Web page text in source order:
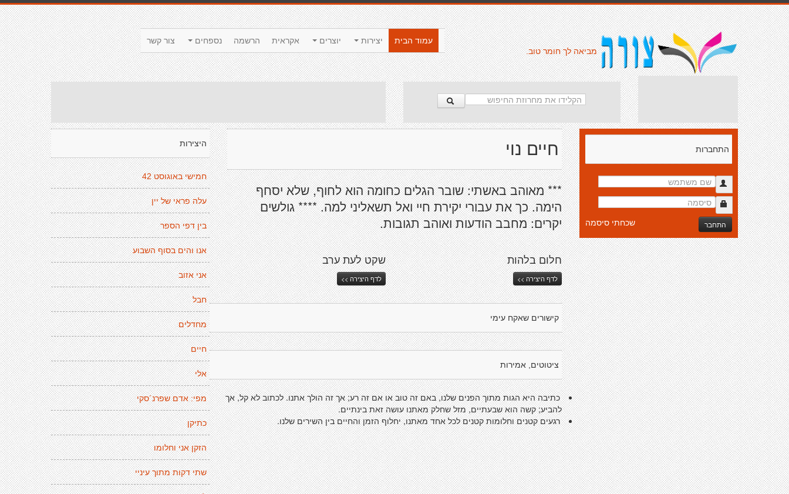
צור קשר נספחים הרשמה אקראית יוצרים יצירות
עמוד הבית
מביאה לך חומר טוב.
היצירות
חמישי באוגוסט 42
עלה פראי של יין
בין דפי הספר
אנו והים בסוף השבוע
אני אזוב
חבל
מחדלים
חיים
אלי
מפי: אדם שפרנ´סקי
כתיקן
הזקן אני וחלומו
שתי דקות מתוך עיניי
חיים נוי
*** מאוהב באשתי: שובר הגלים כחומה הוא לחוף, שלא יסחף
הימה. כך את עבורי יקירת חיי ואל תשאליני למה. **** גולשים
יקרים: מחבב הודעות ואוהב תגובות.
שקט לעת ערב
לדף היצירה >>
חלום בלהות
לדף היצירה >>
קישורים שאקח עימי
ציטוטים, אמירות
כתיבה היא הגות מתוך הפנים שלנו, באם זה טוב או אם זה רע; אך זה הולך אתנו. לכתוב לא קל, אך
להביע; קשה הוא שבעתיים, מזל שחלק מאתנו עושה זאת בינתיים.
רגעים קטנים וחלומות קטנים לכל אחד מאתנו, יחלוף הזמן והחיים בין השירים שלנו.
התחברות
התחבר שכחתי סיסמה